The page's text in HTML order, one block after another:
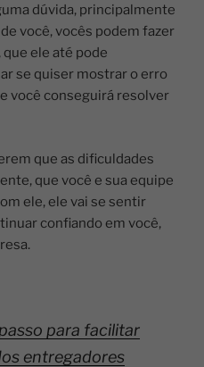
dúvida, principalmente
você, vocês podem fazer
que ele até pode
se quiser mostrar o erro
você conseguirá resolver
que as dificuldades
que você e sua equipe
ele, ele vai se sentir
confiando em você,
para facilitar
entregadores